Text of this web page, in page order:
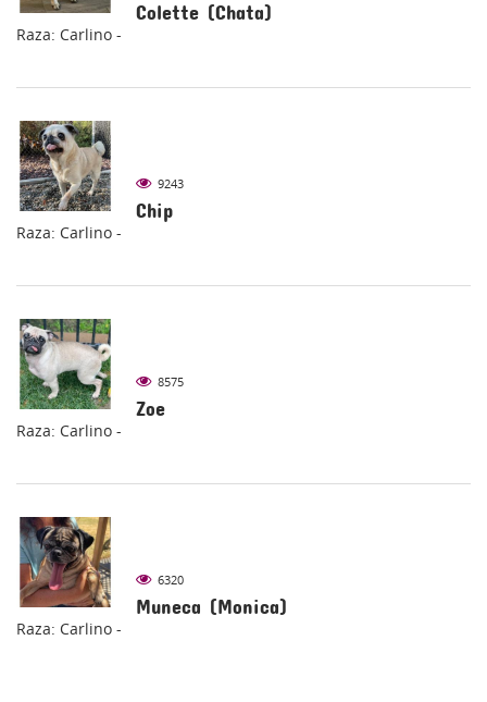
Colette (Chata)
Raza: Carlino -
9243
Chip
Raza: Carlino -
8575
Zoe
Raza: Carlino -
6320
Muneca (Monica)
Raza: Carlino -